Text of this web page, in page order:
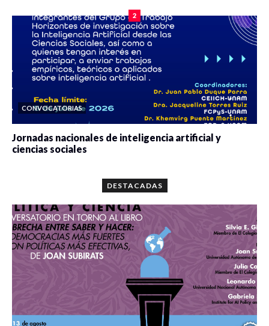
2
CONVOCATORIAS
Jornadas nacionales de inteligencia artificial y
ciencias sociales
DESTACADAS